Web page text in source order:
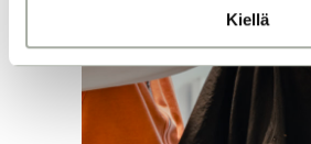
Kiellä